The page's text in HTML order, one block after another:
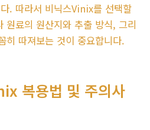
. 따라서 비닉스Vinix를 선택할
원료의 원산지와 추출 방식, 그리
히 따져보는 것이 중요합니다.
복용법 및 주의사